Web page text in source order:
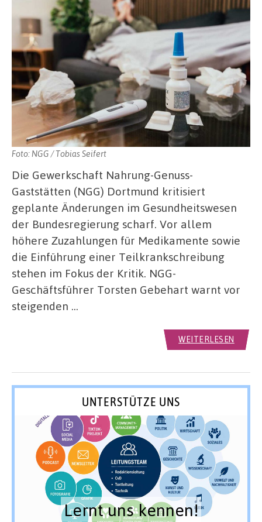
Foto: NGG / Tobias Seifert
Die Gewerkschaft Nahrung-Genuss-
Gaststätten (NGG) Dortmund kritisiert
geplante Änderungen im Gesundheitswesen
der Bundesregierung scharf. Vor allem
höhere Zuzahlungen für Medikamente sowie
die Einführung einer Teilkrankschreibung
stehen im Fokus der Kritik. NGG-
Geschäftsführer Torsten Gebehart warnt vor
steigenden …
WEITERLESEN
UNTERSTÜTZE UNS
Lernt uns kennen!